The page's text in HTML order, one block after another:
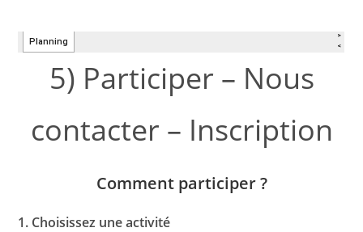
5) Participer – Nous
contacter – Inscription
Comment participer ?
1. Choisissez une activité